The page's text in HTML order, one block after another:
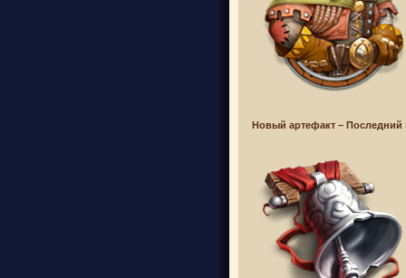
Новый артефакт – Последний